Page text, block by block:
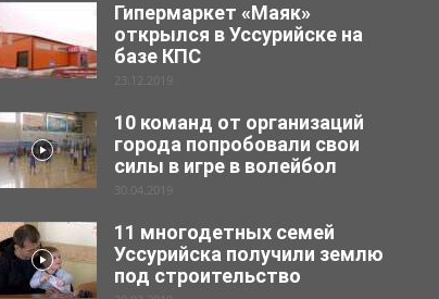
Гипермаркет «Маяк»
открылся в Уссурийске на
базе КПС
23.12.2019
10 команд от организаций
города попробовали свои
силы в игре в волейбол
30.04.2019
11 многодетных семей
Уссурийска получили землю
под строительство